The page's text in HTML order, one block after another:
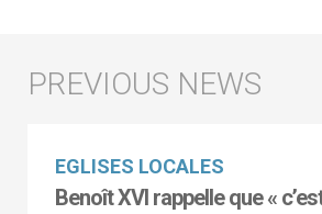
EGLISES LOCALES
Benoît XVI rappelle que «